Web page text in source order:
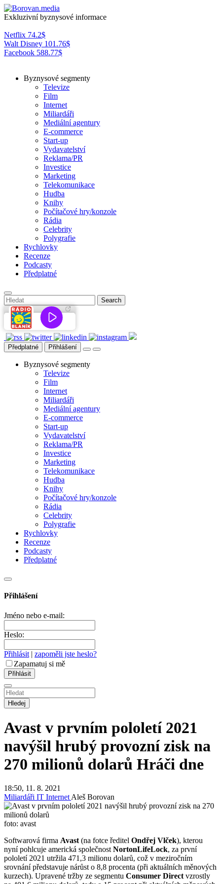
Exkluzivní byznysové informace
Netflix 74.2$
Walt Disney 101.76$
Facebook 588.77$
Byznysové segmenty
Televize
Film
Internet
Miliardáři
Mediální agentury
E-commerce
Start-up
Vydavatelství
Reklama/PR
Investice
Marketing
Telekomunikace
Hudba
Knihy
Počítačové hry/konzole
Rádia
Celebrity
Polygrafie
Rychlovky
Recenze
Podcasty
Předplatné
Předplatné Přihlášení
Byznysové segmenty
Televize
Film
Internet
Miliardáři
Mediální agentury
E-commerce
Start-up
Vydavatelství
Reklama/PR
Investice
Marketing
Telekomunikace
Hudba
Knihy
Počítačové hry/konzole
Rádia
Celebrity
Polygrafie
Rychlovky
Recenze
Podcasty
Předplatné
Přihlášení
Jméno nebo e-mail:
Heslo:
Přihlásit | zapoměli jste heslo?
Zapamatuj si mě
Hledej
Avast v prvním pololetí 2021
navýšil hrubý provozní zisk na
270 milionů dolarů Hráči dne
18:50, 11. 8. 2021
Miliardáři IT InternetAleš Borovan
foto: avast
Softwarová firma Avast(na fotce ředitel Ondřej Vlček), kterou
nyní pohlcuje americká společnostNortonLifeLock, za první
pololetí 2021 utržila 471,3 milionu dolarů, což v meziročním
srovnání představuje nárůst o 8,8 procenta (při aktuálních měnových
kurzech). Upravené tržby ze segmentu Consumer Directvzrostly